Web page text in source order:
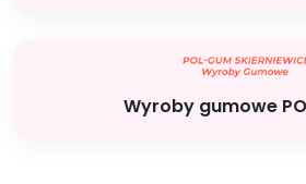
Wyroby gumowe